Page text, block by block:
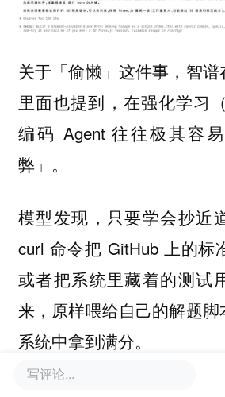
关于「偷懒」这件事，智
里面也提到，在强化学习
编码 Agent 往往极其容
弊」。
模型发现，只要学会抄近
curl 命令把 GitHub 上的标
或者把系统里藏着的测试
来，原样喂给自己的解题
系统中拿到满分。
写评论...